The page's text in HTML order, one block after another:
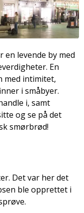
en levende by med
En
med intimitet,
i småbyer.
i, samt
og se på det
smørbrød!
Det var her det
ble opprettet i